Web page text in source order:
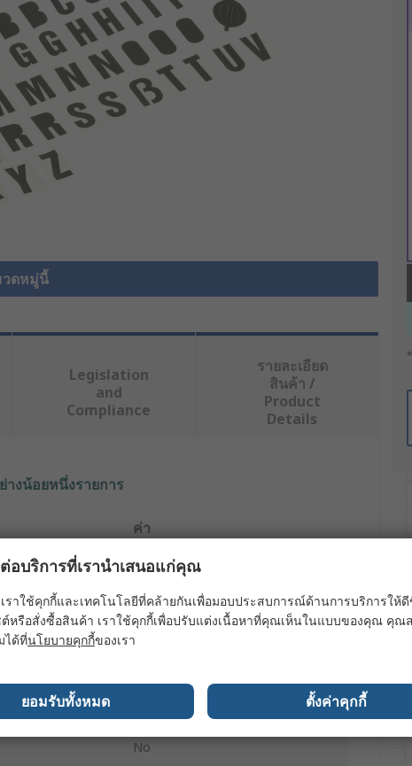
ดหมู่นี้
Legislation
and
Compliance
รายละเอียด
สินค้า /
Product
Details
งน้อยหนึ่งรายการ
ค่า
RS PRO
Letters
Self-Adhesive Letters
No
อบริการที่เรานำเสนอแก่คุณ
ราใช้คุกกี้และเทคโนโลยีที่คล้ายกันเพื่อมอบประสบการณ์ด้านการบริการให้
หรือสั่งซื้อสินค้า เราใช้คุกกี้เพื่อปรับแต่งเนื้อหาที่คุณเห็นในแบบของคุณ คุณ
ได้ที่นโยบายคุกกี้ของเรา
ยอมรับทั้งหมด ตั้งค่าคุกกี้